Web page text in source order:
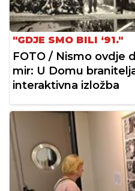
"GDJE SMO BILI ‘91."
FOTO / Nismo ovdje
mir: U Domu
interaktivna izložba